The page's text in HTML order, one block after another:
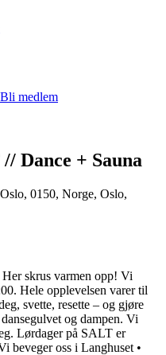
Bli medlem
Dance + Sauna
0150, Norge, Oslo,
skrus varmen opp! Vi
Hele opplevelsen varer til
svette, resette – og gjøre
og dampen. Vi
Lørdager på SALT er
oss i Langhuset •